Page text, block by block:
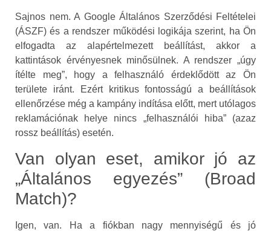
Sajnos nem. A Google Általános Szerződési Feltételei
(ÁSZF) és a rendszer működési logikája szerint, ha Ön
elfogadta az alapértelmezett beállítást, akkor a
kattintások érvényesnek minősülnek. A rendszer „úgy
ítélte meg”, hogy a felhasználó érdeklődött az Ön
területe iránt. Ezért kritikus fontosságú a beállítások
ellenőrzése még a kampány indítása előtt, mert utólagos
reklamációnak helye nincs „felhasználói hiba” (azaz
rossz beállítás) esetén.
Van olyan eset, amikor jó az
„Általános egyezés” (Broad
Match)?
Igen, van. Ha a fiókban nagy mennyiségű és jó